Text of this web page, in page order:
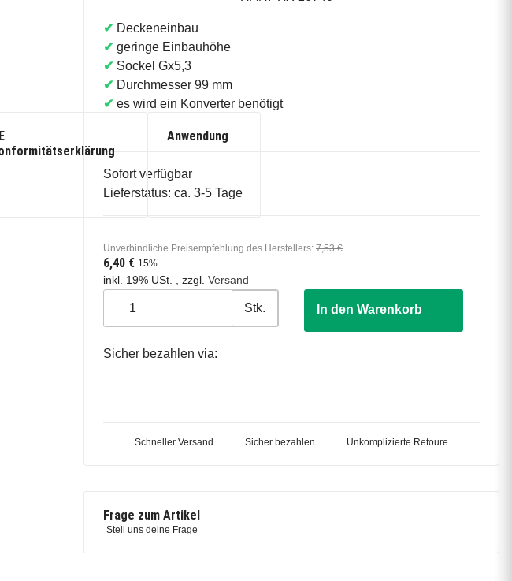
✔ Deckeneinbau
✔ geringe Einbauhöhe
✔ Sockel Gx5,3
✔ Durchmesser 99 mm
✔ es wird ein Konverter benötigt
Sofort verfügbar
Lieferstatus: ca. 3-5 Tage
Unverbindliche Preisempfehlung des Herstellers: 7,53 €
6,40 € 15%
inkl. 19% USt. , zzgl. Versand
Stk. In den Warenkorb
Sicher bezahlen via:
Schneller Versand Sicher bezahlen Unkomplizierte Retoure
Frage zum Artikel
Stell uns deine Frage
Anwendung